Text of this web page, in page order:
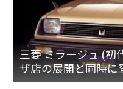
三菱 ミラージュ (初
ザ店の展開と同時に
[A15♯]